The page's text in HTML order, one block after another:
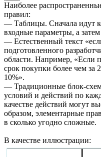
Наиболее
правил:
— Таблицы. Сначала идут
входные параметры, а
— Естественный текст
подготовленного
области. Например, «Если
срок покупки более чем за
10%».
— Традиционные блок-
условий и действий по
качестве действий могут
образом, элементарные
в сколько угодно сложные.
В качестве иллюстрации: